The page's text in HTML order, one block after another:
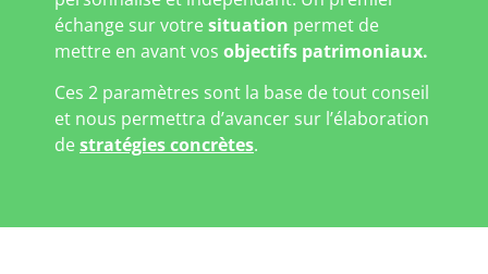
échange sur votresituation permet de
mettre en avant vos objectifs patrimoniaux.
Ces 2 paramètres sont la base de tout conseil
et nous permettra d’avancer sur l’élaboration
destratégies concrètes.